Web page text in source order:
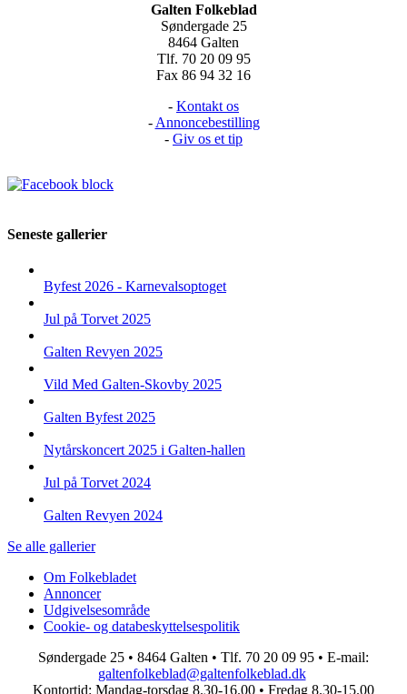
Galten Folkeblad
Søndergade 25
8464 Galten
Tlf. 70 20 09 95
Fax 86 94 32 16
- Kontakt os
- Annoncebestilling
- Giv os et tip
Seneste gallerier
Byfest 2026 - Karnevalsoptoget
Jul på Torvet 2025
Galten Revyen 2025
Vild Med Galten-Skovby 2025
Galten Byfest 2025
Nytårskoncert 2025 i Galten-hallen
Jul på Torvet 2024
Galten Revyen 2024
Se alle gallerier
Top
navigation
Om Folkebladet
Annoncer
Udgivelsesområde
Cookie- og databeskyttelsespolitik
Søndergade 25 • 8464 Galten • Tlf. 70 20 09 95 • E-mail:
galtenfolkeblad@galtenfolkeblad.dk
Kontortid: Mandag-torsdag 8.30-16.00 • Fredag 8.30-15.00